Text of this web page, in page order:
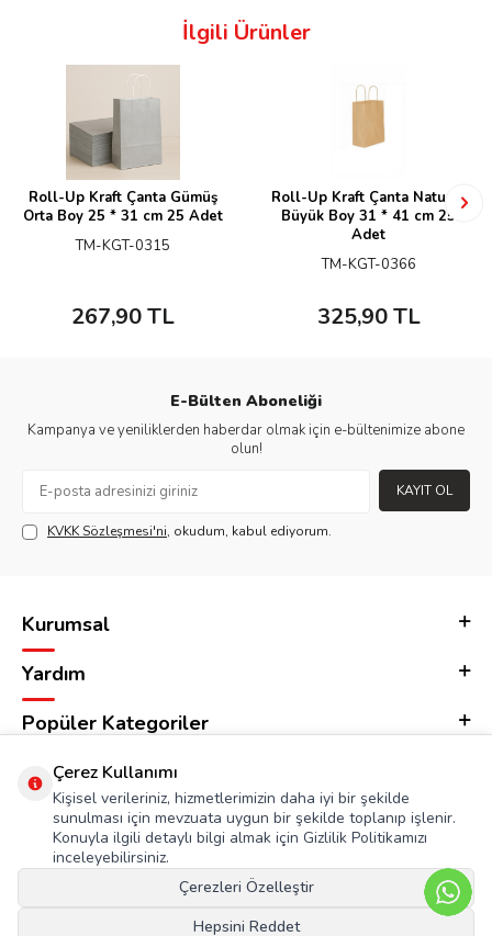
İlgili Ürünler
Roll-Up Kraft Çanta Gümüş
Orta Boy 25 * 31 cm 25 Adet
TM-KGT-0315
267,90TL
Roll-Up Kraft Çanta Naturel
Büyük Boy 31 * 41 cm 25
Adet
TM-KGT-0366
325,90TL
E-Bülten Aboneliği
Kampanya ve yeniliklerden haberdar olmak için e-bültenimize abone
olun!
KAYIT OL
KVKK Sözleşmesi'ni, okudum, kabul ediyorum.
Kurumsal
Yardım
Popüler Kategoriler
Adres & İletişim
Çerez Kullanımı
Kişisel verileriniz, hizmetlerimizin daha iyi bir şekilde
sunulması için mevzuata uygun bir şekilde toplanıp işlenir.
Konuyla ilgili detaylı bilgi almak için Gizlilik Politikamızı
inceleyebilirsiniz.
Çerezleri Özelleştir
Hepsini Reddet